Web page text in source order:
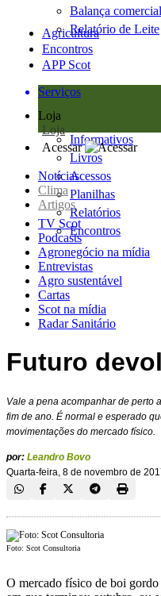
Balança comercial
Relatório de Leite
Agricultura
Encontros
APP Scot
Serviços
Loja
Loja
Informativos
Livros
Acessos
Planilhas
Relatórios
Encontros
Acessar
Notícias
Clima
Artigos
TV Scot
Podcasts
Agronegócio na mídia
Entrevistas
Agro sustentável
Cartas
Scot na mídia
Radar Sanitário
Futuro
Vale a pena acompanhar de perto
fim de ano. É normal e esperado
movimentações do mercado físico.
por: Leandro Bovo
Quarta-feira, 8 de novembro de
Foto: Scot Consultoria
O mercado físico de boi